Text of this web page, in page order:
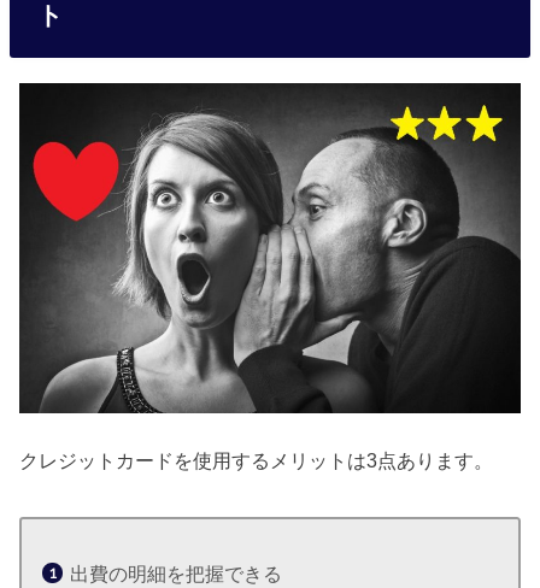
ト
クレジットカードを使用するメリットは3点あります。
出費の明細を把握できる